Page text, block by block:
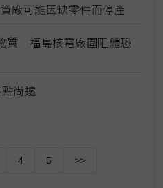
廠可能因缺零件而停產
質 福島核電廠圍阻體恐
尚遠
4 5 >>